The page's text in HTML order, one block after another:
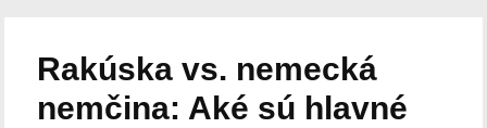
Rakúska vs. nemecká
nemčina: Aké sú hlavné